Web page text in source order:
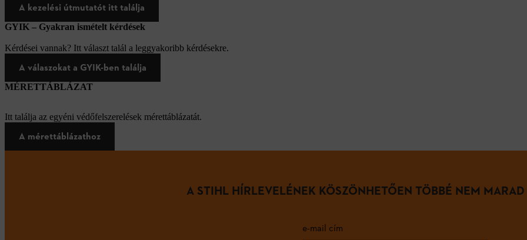
A kezelési útmutatót itt találja
GYIK – Gyakran ismételt kérdések
Kérdései vannak? Itt választ talál a leggyakoribb kérdésekre.
A válaszokat a GYIK-ben találja
MÉRETTÁBLÁZAT
Itt találja az egyéni védőfelszerelések mérettáblázatát.
A mérettáblázathoz
A STIHL HÍRLEVELÉNEK KÖSZÖNHETŐEN TÖBBÉ NEM
e-mail cím